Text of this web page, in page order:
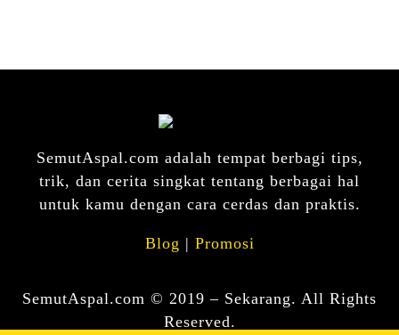
SemutAspal.com adalah tempat berbagi tips,
trik, dan cerita singkat tentang berbagai hal
untuk kamu dengan cara cerdas dan praktis.
Blog | Promosi
SemutAspal.com © 2019 – Sekarang. All Rights
Reserved.